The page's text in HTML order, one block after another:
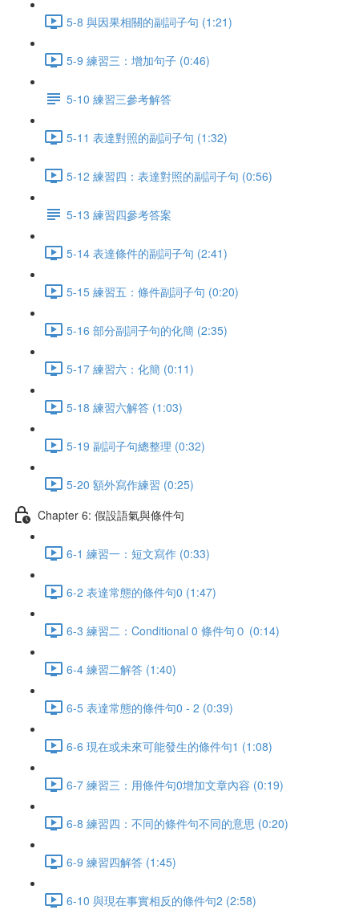
5-8 與因果相關的副詞子句 (1:21)
5-9 練習三：增加句子 (0:46)
5-10 練習三參考解答
5-11 表達對照的副詞子句 (1:32)
5-12 練習四：表達對照的副詞子句 (0:56)
5-13 練習四參考答案
5-14 表達條件的副詞子句 (2:41)
5-15 練習五：條件副詞子句 (0:20)
5-16 部分副詞子句的化簡 (2:35)
5-17 練習六：化簡 (0:11)
5-18 練習六解答 (1:03)
5-19 副詞子句總整理 (0:32)
5-20 額外寫作練習 (0:25)
Chapter 6: 假設語氣與條件句
6-1 練習一：短文寫作 (0:33)
6-2 表達常態的條件句0 (1:47)
6-3 練習二：Conditional 0 條件句０ (0:14)
6-4 練習二解答 (1:40)
6-5 表達常態的條件句0 - 2 (0:39)
6-6 現在或未來可能發生的條件句1 (1:08)
6-7 練習三：用條件句0增加文章內容 (0:19)
6-8 練習四：不同的條件句不同的意思 (0:20)
6-9 練習四解答 (1:45)
6-10 與現在事實相反的條件句2 (2:58)